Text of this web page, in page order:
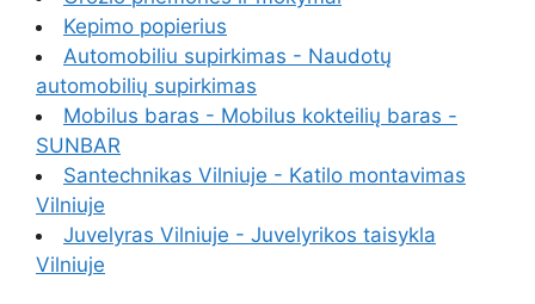
Kepimo popierius
Automobiliu supirkimas - Naudotų
automobilių supirkimas
Mobilus baras - Mobilus kokteilių baras -
SUNBAR
Santechnikas Vilniuje - Katilo montavimas
Vilniuje
Juvelyras Vilniuje - Juvelyrikos taisykla
Vilniuje